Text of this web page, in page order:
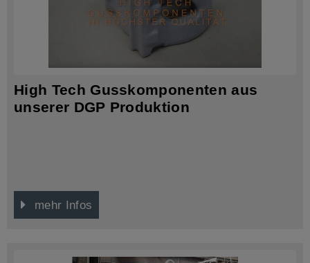
High Tech Gusskomponenten aus
unserer DGP Produktion
mehr Infos